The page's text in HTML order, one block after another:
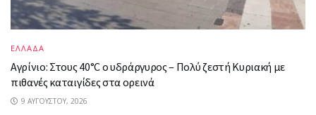
ΕΛΛΑΔΑ
Αγρίνιο: Στους 40°C ο υδράργυρος – Πολύ ζεστή Κυριακή με
πιθανές καταιγίδες στα ορεινά
9 ΑΥΓΟΎΣΤΟΥ, 2026